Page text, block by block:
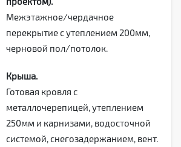
Межэтажное/чердачное
перекрытие с утеплением 200мм,
черновой пол/потолок.
Крыша.
Готовая кровля с
металлочерепицей, утеплением
250мм и карнизами, водосточной
системой, снегозадержанием, вент.